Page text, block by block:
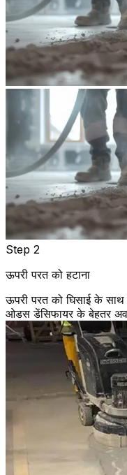
Step 2
ऊपरी परत को हटाना
ऊपरी परत को घिसाई के
ओडस डेंसिफायर के बेहतर